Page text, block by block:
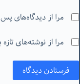
مرا از دیدگاه‌های پس
مرا از نوشته‌های تازه
فرستادن دیدگاه